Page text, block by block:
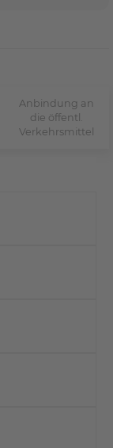
Anbindung an
die öffentl.
Verkehrsmittel